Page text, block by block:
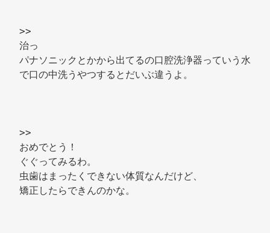
>>
治っ
パナソニックとかから出てるの口腔洗浄器っていう水
で口の中洗うやつするとだいぶ違うよ。
>>
おめでとう！
ぐぐってみるわ。
虫歯はまったくできない体質なんだけど、
矯正したらできんのかな。